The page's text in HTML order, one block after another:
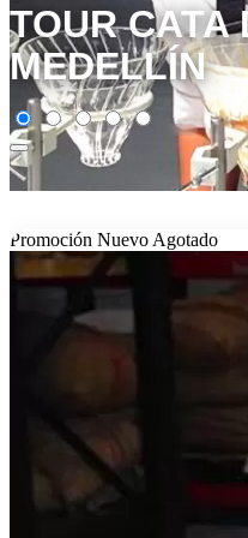
TOUR CATA
MEDELLÍN
Promoción Nuevo Agotado